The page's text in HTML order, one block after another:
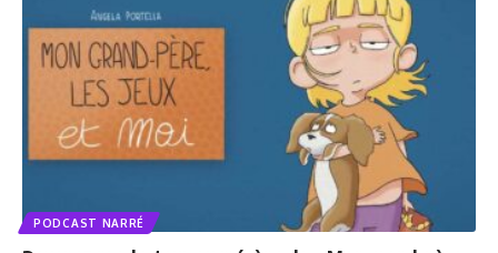
PODCAST NARRÉ